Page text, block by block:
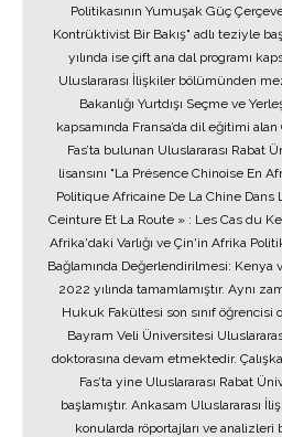
Politikasının Yumuşak Güç
Kontrüktivist Bir Bakış" adlı teziyle
yılında ise çift ana dal programı
Uluslararası İlişkiler bölümünden
Bakanlığı Yurtdışı Seçme ve
kapsamında Fransa’da dil eğitimi
Fas’ta bulunan Uluslararası Rabat
lisansını "La Présence Chinoise En
Politique Africaine De La Chine Dans
Ceinture Et La Route » : Les Cas du
Afrika'daki Varlığı ve Çin'in Afrika
Bağlamında Değerlendirilmesi: Kenya
2022 yılında tamamlamıştır. Aynı
Hukuk Fakültesi son sınıf öğrencisi
Bayram Veli Üniversitesi
doktorasına devam etmektedir.
Fas’ta yine Uluslararası Rabat
başlamıştır. Ankasam Uluslararası
konularda röportajları ve analizleri